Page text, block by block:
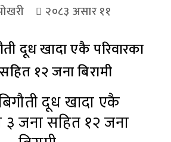
२०८३ असार ११
दूध खादा एकै
३ जना सहित १२ जना